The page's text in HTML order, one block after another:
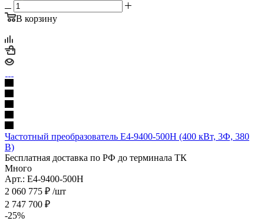
В корзину
Частотный преобразователь E4-9400-500H (400 кВт, 3Ф, 380
В)
Бесплатная доставка по РФ до терминала ТК
Много
Арт.: E4-9400-500H
2 060 775 ₽ /шт
2 747 700 ₽
-25%